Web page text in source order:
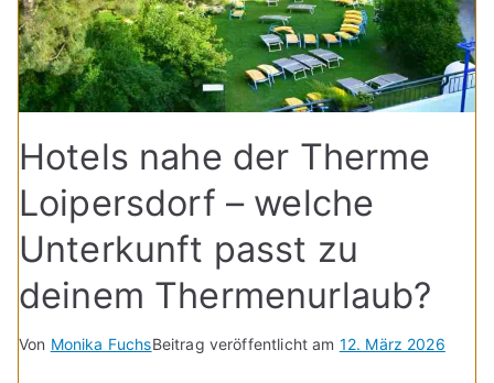
Hotels nahe der Therme
Loipersdorf – welche
Unterkunft passt zu
deinem Thermenurlaub?
Von Monika FuchsBeitrag veröffentlicht am 12. März 2026